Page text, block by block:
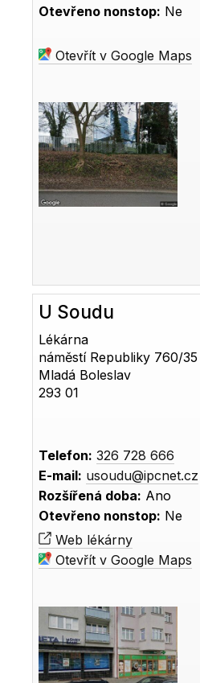
Otevřeno nonstop: Ne
Otevřít v Google Maps
U Soudu
Lékárna
náměstí Republiky 760/35
Mladá Boleslav
293 01
Telefon: 326 728 666
E-mail: usoudu@ipcnet.cz
Rozšířená doba: Ano
Otevřeno nonstop: Ne
Web lékárny
Otevřít v Google Maps